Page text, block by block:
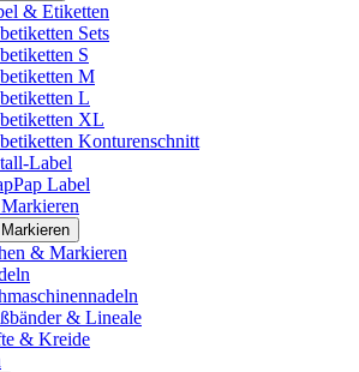
& Etiketten
Sets
S
M
L
XL
Konturenschnitt
Label
Label
& Markieren
& Lineale
& Kreide